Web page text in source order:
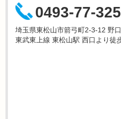
0493-77-
埼玉県東松山市箭弓町2-3-12 野
東武東上線 東松山駅 西口より徒